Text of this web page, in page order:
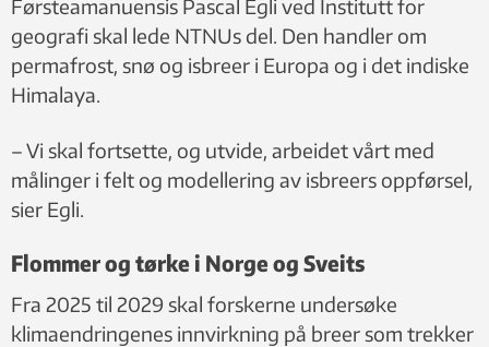
Førsteamanuensis Pascal Egli ved Institutt for
geografi skal lede NTNUs del. Den handler om
permafrost, snø og isbreer i Europa og i det indiske
Himalaya.
– Vi skal fortsette, og utvide, arbeidet vårt med
målinger i felt og modellering av isbreers oppførsel,
sier Egli.
Flommer og tørke i Norge og Sveits
Fra 2025 til 2029 skal forskerne undersøke
klimaendringenes innvirkning på breer som trekker